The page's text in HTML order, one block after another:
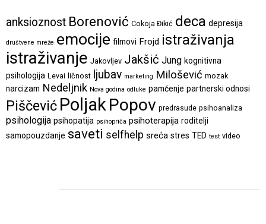
anksioznost Borenović Cokoja Đikić deca depresija
društvene mreže emocije filmovi Frojd istraživanja
istraživanje Jakovljev Jakšić Jung kognitivna
psihologija Levai ličnost ljubav marketing Milošević mozak
narcizam Nedeljnik Nova godina odluke pamćenje partnerski odnosi
Piščević PoljakPopov predrasude psihoanaliza
psihologija psihopatija psihopriča psihoterapija roditelji
samopouzdanje saveti selfhelp sreća stres TED test video